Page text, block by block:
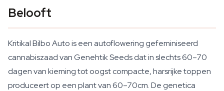
Belooft
Kritikal Bilbo Auto is een autoflowering gefeminiseerd
cannabiszaad van Genehtik Seeds dat in slechts 60–70
dagen van kieming tot oogst compacte, harsrijke toppen
produceert op een plant van 60–70cm. De genetica